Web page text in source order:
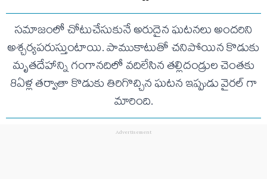
సమాజంలో చోటుచేసుకునే అరుదైన ఘటనలు అందరిని
అశ్చర్యపరుస్తుంటాయి. పాముకాటుతో చనిపోయిన కొడుకు
మృతదేహాన్ని గంగానదిలో వదిలేసిన తల్లిదండ్రుల చెంతకు
8ఏళ్ల తర్వాతా కొడుకు తిరిగొచ్చిన ఘటన ఇప్పుడు వైరల్ గా
మారింది.